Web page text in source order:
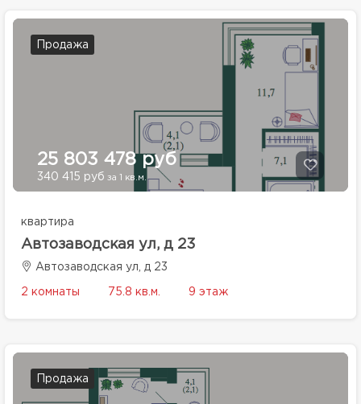
Продажа
25 803 478 руб
340 415 руб за 1 кв.м.
квартира
Автозаводская ул, д 23
Автозаводская ул, д 23
2 комнаты 75.8 кв.м. 9 этаж
Продажа